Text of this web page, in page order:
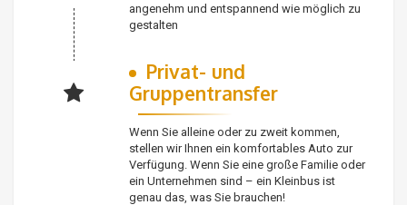
angenehm und entspannend wie möglich zu
gestalten
Privat- und
Gruppentransfer
Wenn Sie alleine oder zu zweit kommen,
stellen wir Ihnen ein komfortables Auto zur
Verfügung. Wenn Sie eine große Familie oder
ein Unternehmen sind – ein Kleinbus ist
genau das, was Sie brauchen!